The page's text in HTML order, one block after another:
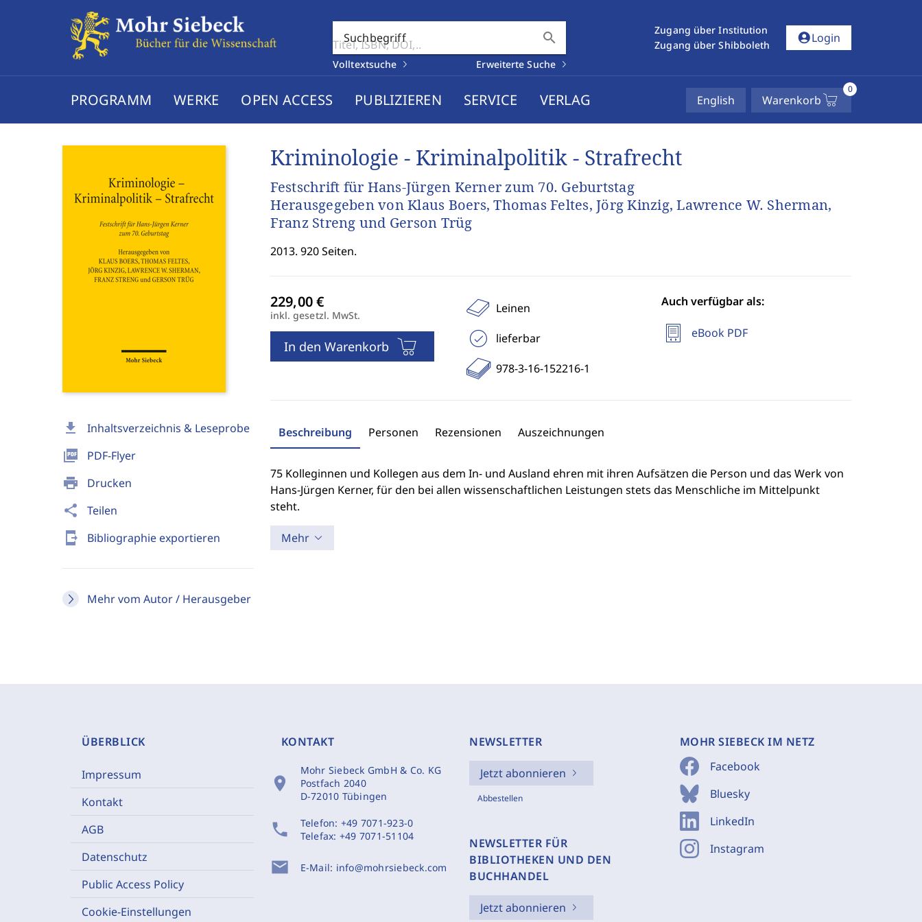
Suchbegriff search
Volltextsuche Erweiterte Suche
Zugang über Institution
Zugang über Shibboleth
account_circleLogin
PROGRAMM WERKE OPEN ACCESS PUBLIZIEREN SERVICE VERLAG English Warenkorb
0
download Inhaltsverzeichnis & Leseprobe
picture_as_pdf PDF-Flyer
print Drucken
share Teilen
send_to_mobile Bibliographie exportieren
Mehr vom Autor / Herausgeber
Kriminologie - Kriminalpolitik - Strafrecht
Festschrift für Hans-Jürgen Kerner zum 70. Geburtstag
Herausgegeben von Klaus Boers, Thomas Feltes, Jörg Kinzig, Lawrence W. Sherman,
Franz Streng und Gerson Trüg
2013. 920 Seiten.
inkl. gesetzl. MwSt.
In den Warenkorb
Leinen
lieferbar
978-3-16-152216-1
Auch verfügbar als:
eBook PDF
Beschreibung Personen Rezensionen Auszeichnungen
75 Kolleginnen und Kollegen aus dem In- und Ausland ehren mit ihren Aufsätzen die Person und das Werk von
Hans-Jürgen Kerner, für den bei allen wissenschaftlichen Leistungen stets das Menschliche im Mittelpunkt
steht.
Mehr
ÜBERBLICK
Impressum
Kontakt
AGB
Datenschutz
Public Access Policy
Cookie-Einstellungen
KONTAKT
location_on
Mohr Siebeck GmbH & Co. KG
Postfach 2040
D-72010 Tübingen
phone Telefon: +49 7071-923-0
Telefax: +49 7071-51104
mail E-Mail: info@mohrsiebeck.com
NEWSLETTER
Jetzt abonnieren
Abbestellen
NEWSLETTER FÜR
BIBLIOTHEKEN UND DEN
BUCHHANDEL
Jetzt abonnieren
MOHR SIEBECK IM NETZ
Facebook
Bluesky
LinkedIn
Instagram